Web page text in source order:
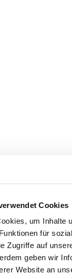
Cookies
um Inhalte
für
Zugriffe auf
geben wir
Website an
könnte